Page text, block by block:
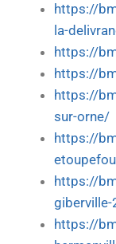
https://
la-
https://
https://
https://
sur-orne/
https://
https://
https://